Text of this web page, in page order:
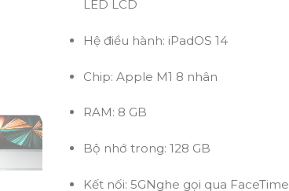
LED LCD
Hệ điều hành: iPadOS 14
Chip: Apple M1 8 nhân
RAM: 8 GB
Bộ nhớ trong: 128 GB
Kết nối: 5GNghe gọi qua FaceTime